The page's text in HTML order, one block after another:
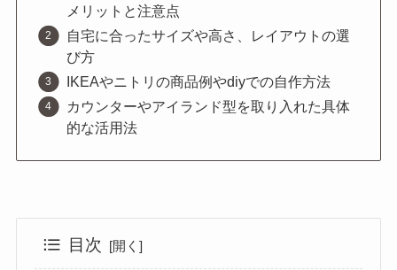
メリットと注意点
自宅に合ったサイズや高さ、レイアウトの選
び方
IKEAやニトリの商品例やdiyでの自作方法
カウンターやアイランド型を取り入れた具体
的な活用法
目次